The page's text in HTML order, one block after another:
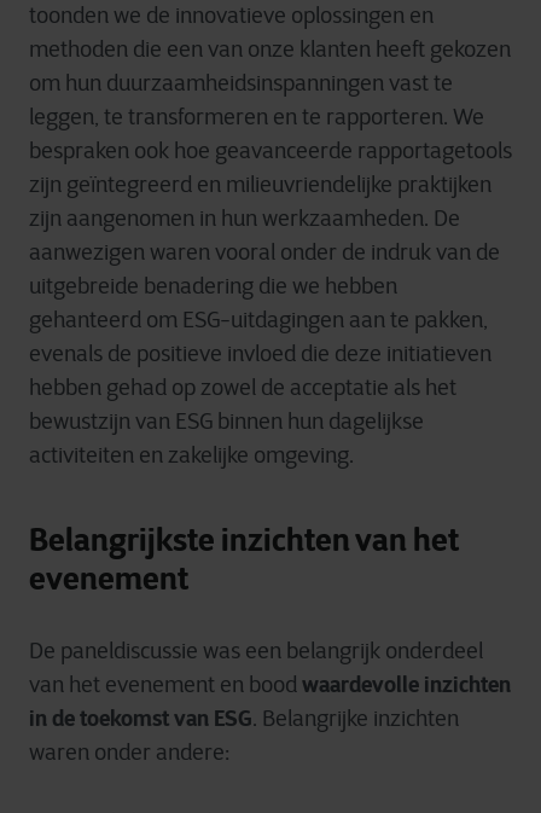
toonden we de innovatieve oplossingen en
methoden die een van onze klanten heeft gekozen
om hun duurzaamheidsinspanningen vast te
leggen, te transformeren en te rapporteren. We
bespraken ook hoe geavanceerde rapportagetools
zijn geïntegreerd en milieuvriendelijke praktijken
zijn aangenomen in hun werkzaamheden. De
aanwezigen waren vooral onder de indruk van de
uitgebreide benadering die we hebben
gehanteerd om ESG-uitdagingen aan te pakken,
evenals de positieve invloed die deze initiatieven
hebben gehad op zowel de acceptatie als het
bewustzijn van ESG binnen hun dagelijkse
activiteiten en zakelijke omgeving.
Belangrijkste inzichten van het
evenement
De paneldiscussie was een belangrijk onderdeel
van het evenement en boodwaardevolle inzichten
in de toekomst van ESG. Belangrijke inzichten
waren onder andere: